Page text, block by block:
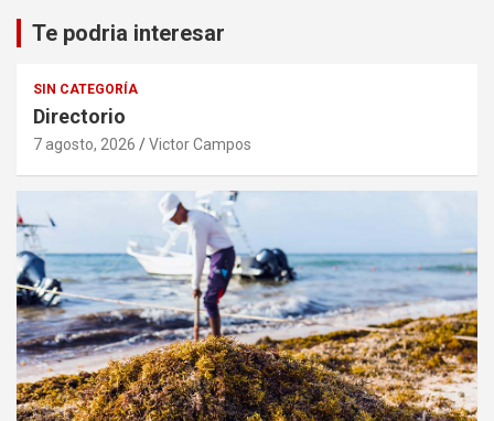
Te podria interesar
SIN CATEGORÍA
Directorio
7 agosto, 2026 Victor Campos